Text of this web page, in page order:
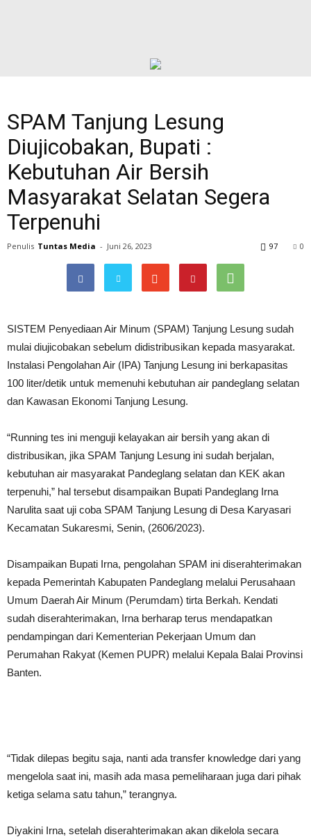
SPAM Tanjung Lesung
Diujicobakan, Bupati :
Kebutuhan Air Bersih
Masyarakat Selatan Segera
Terpenuhi
Penulis Tuntas Media - Juni 26, 2023 0
97
SISTEM Penyediaan Air Minum (SPAM) Tanjung Lesung sudah
mulai diujicobakan sebelum didistribusikan kepada masyarakat.
Instalasi Pengolahan Air (IPA) Tanjung Lesung ini berkapasitas
100 liter/detik untuk memenuhi kebutuhan air pandeglang selatan
dan Kawasan Ekonomi Tanjung Lesung.
“Running tes ini menguji kelayakan air bersih yang akan di
distribusikan, jika SPAM Tanjung Lesung ini sudah berjalan,
kebutuhan air masyarakat Pandeglang selatan dan KEK akan
terpenuhi,” hal tersebut disampaikan Bupati Pandeglang Irna
Narulita saat uji coba SPAM Tanjung Lesung di Desa Karyasari
Kecamatan Sukaresmi, Senin, (2606/2023).
Disampaikan Bupati Irna, pengolahan SPAM ini diserahterimakan
kepada Pemerintah Kabupaten Pandeglang melalui Perusahaan
Umum Daerah Air Minum (Perumdam) tirta Berkah. Kendati
sudah diserahterimakan, Irna berharap terus mendapatkan
pendampingan dari Kementerian Pekerjaan Umum dan
Perumahan Rakyat (Kemen PUPR) melalui Kepala Balai Provinsi
Banten.
“Tidak dilepas begitu saja, nanti ada transfer knowledge dari yang
mengelola saat ini, masih ada masa pemeliharaan juga dari pihak
ketiga selama satu tahun,” terangnya.
Diyakini Irna, setelah diserahterimakan akan dikelola secara